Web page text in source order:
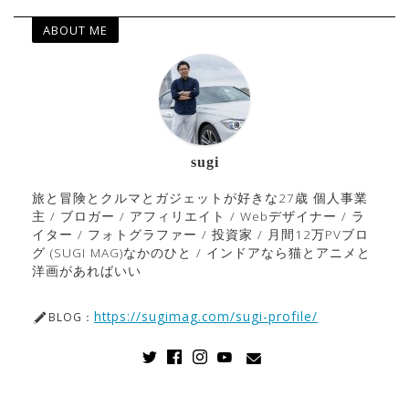
ABOUT ME
sugi
旅と冒険とクルマとガジェットが好きな27歳 個人事業
主 / ブロガー / アフィリエイト / Webデザイナー / ラ
イター / フォトグラファー / 投資家 / 月間12万PVブロ
グ (SUGI MAG)なかのひと / インドアなら猫とアニメと
洋画があればいい
BLOG： https://sugimag.com/sugi-profile/